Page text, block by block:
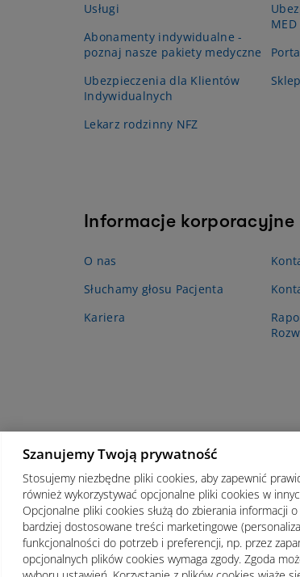
Usługi
Abonamenty indywidualne -
poznaj nasze pakiety medyczne
Ubezpieczenia dla Klientów
Indywidualnych
Lekarz rodzinny NFZ
Informacje korporacyjne
O nas
Słuchamy głosu Pacjenta
Kariera
Szanujemy Twoją prywatność
Stosujemy niezbędne pliki cookies, aby zapewnić
również wykorzystywać opcjonalne pliki cookies w
Opcjonalne pliki cookies służą do zbierania informacji
bardziej dostosowane treści marketingowe
funkcjonalności do potrzeb i preferencji, np. przez
opcjonalnych plików cookies wymaga zgody. Zgoda